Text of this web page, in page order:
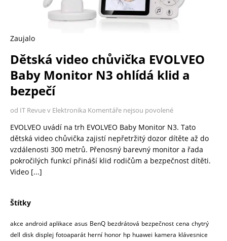
Zaujalo
Dětská video chůvička EVOLVEO
Baby Monitor N3 ohlídá klid a
bezpečí
od IT Revue v Elektronika Komentáře nejsou povolené
EVOLVEO uvádí na trh EVOLVEO Baby Monitor N3. Tato
dětská video chůvička zajistí nepřetržitý dozor dítěte až do
vzdálenosti 300 metrů. Přenosný barevný monitor a řada
pokročilých funkcí přináší klid rodičům a bezpečnost dítěti.
Video [...]
Štítky
akce android aplikace asus BenQ bezdrátová bezpečnost cena chytrý
dell disk displej fotoaparát herní honor hp huawei kamera klávesnice